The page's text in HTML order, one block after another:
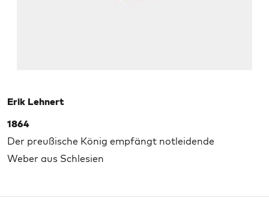
Erik Lehnert
1864
Der preußische König empfängt notleidende
Weber aus Schlesien